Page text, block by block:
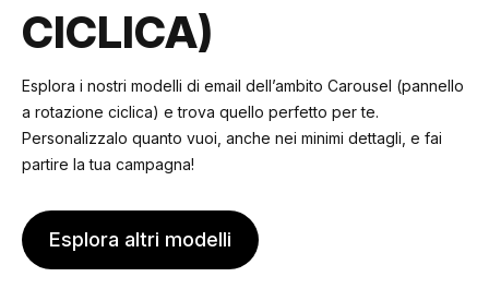
CICLICA)
Esplora i nostri modelli di email dell’ambito Carousel (pannello
a rotazione ciclica) e trova quello perfetto per te.
Personalizzalo quanto vuoi, anche nei minimi dettagli, e fai
partire la tua campagna!
Esplora altri modelli